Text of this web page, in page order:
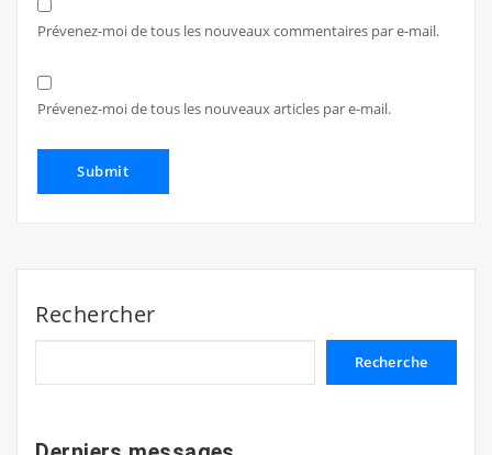
Prévenez-moi de tous les nouveaux commentaires par e-mail.
Prévenez-moi de tous les nouveaux articles par e-mail.
Rechercher
Recherche